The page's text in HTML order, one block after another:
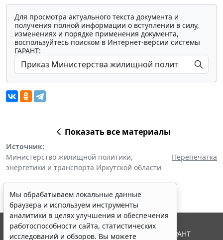
Для просмотра актуального текста документа и
получения полной информации о вступлении в силу,
изменениях и порядке применения документа,
воспользуйтесь поиском в Интернет-версии системы
ГАРАНТ:
Показать все материалы
Источник:
Министерство жилищной политики,
энергетики и транспорта Иркутской области
Перепечатка
Мы обрабатываем локальные данные
браузера и используем инструменты
аналитики в целях улучшения и обеспечения
работоспособности сайта, статистических
исследований и обзоров. Вы можете
© ООО "НПП "ГАРАНТ-СЕРВИС", 2026. Система ГАРАНТ